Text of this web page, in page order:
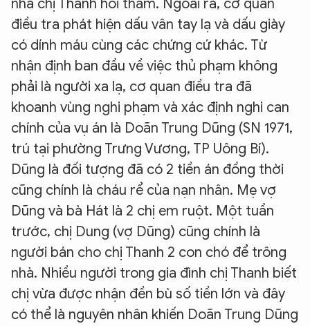
nhà chị Thanh hỏi thăm. Ngoài ra, cơ quan
điều tra phát hiện dấu vân tay lạ và dấu giày
có dính máu cùng các chứng cứ khác. Từ
nhận định ban đầu về việc thủ phạm không
phải là người xa lạ, cơ quan điều tra đã
khoanh vùng nghi phạm và xác định nghi can
chính của vụ án là Doãn Trung Dũng (SN 1971,
trú tại phường Trưng Vương, TP Uông Bí).
Dũng là đối tượng đã có 2 tiền án đồng thời
cũng chính là cháu rể của nạn nhân. Mẹ vợ
Dũng và bà Hát là 2 chị em ruột. Một tuần
trước, chị Dung (vợ Dũng) cũng chính là
người bán cho chị Thanh 2 con chó để trông
nhà. Nhiều người trong gia đình chị Thanh biết
chị vừa được nhận đền bù số tiền lớn và đây
có thể là nguyên nhân khiến Doãn Trung Dũng